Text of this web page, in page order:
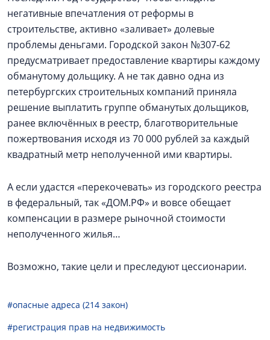
негативные впечатления от реформы в
строительстве, активно «заливает» долевые
проблемы деньгами. Городской закон №307-62
предусматривает предоставление квартиры каждому
обманутому дольщику. А не так давно одна из
петербургских строительных компаний приняла
решение выплатить группе обманутых дольщиков,
ранее включённых в реестр, благотворительные
пожертвования исходя из 70 000 рублей за каждый
квадратный метр неполученной ими квартиры.
А если удастся «перекочевать» из городского реестра
в федеральный, так «ДОМ.РФ» и вовсе обещает
компенсации в размере рыночной стоимости
неполученного жилья…
Возможно, такие цели и преследуют цессионарии.
#опасные адреса (214 закон)
#регистрация прав на недвижимость